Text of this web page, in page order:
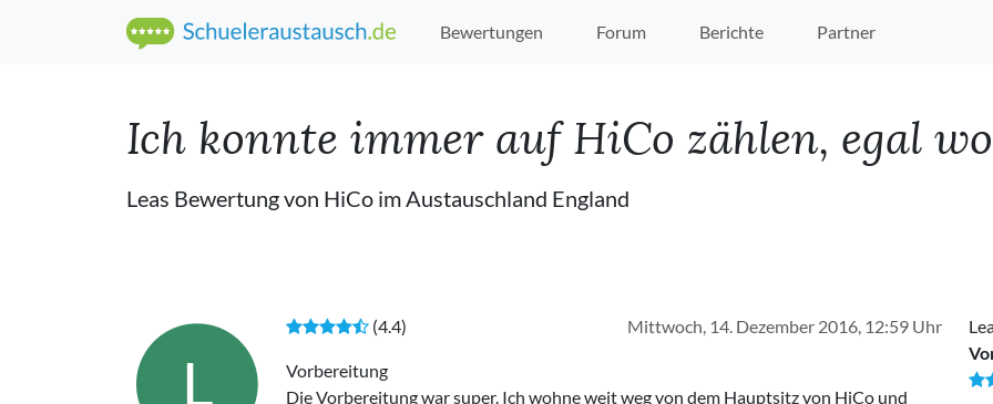
Bewertungen Forum Berichte Partner
Ich konnte immer auf HiCo zählen, egal
Leas Bewertung von HiCo im Austauschland England
L
Mittwoch, 14. Dezember 2016, 12:59 Uhr
(4.4)
Vorbereitung
Die Vorbereitung war super. Ich wohne weit weg von dem Hauptsitz von HiCo und